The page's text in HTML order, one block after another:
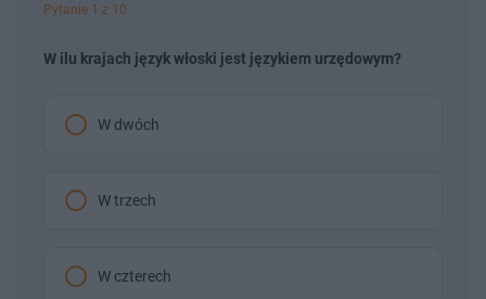
Pytanie 1 z 10
W ilu krajach język włoski jest językiem urzędowym?
W dwóch
W trzech
W czterech